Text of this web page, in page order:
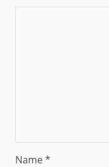
Name*